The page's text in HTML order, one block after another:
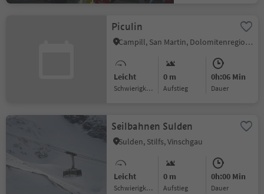
Piculin
Campill, San Martin, Dolomitenregion Kronplatz
Leicht
Schwierigkeitsgrad
0 m
Aufstieg
0h:06 Min
Dauer
Seilbahnen Sulden
Sulden, Stilfs, Vinschgau
Leicht
Schwierigkeitsgrad
0 m
Aufstieg
0h:00 Min
Dauer